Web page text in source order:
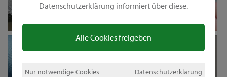
Datenschutzerklärung informiert über diese.
Alle Cookies freigeben
Nur notwendige Cookies Datenschutzerklärung